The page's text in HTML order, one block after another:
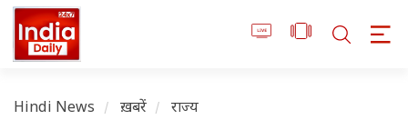
Hindi News ख़बरें राज्य